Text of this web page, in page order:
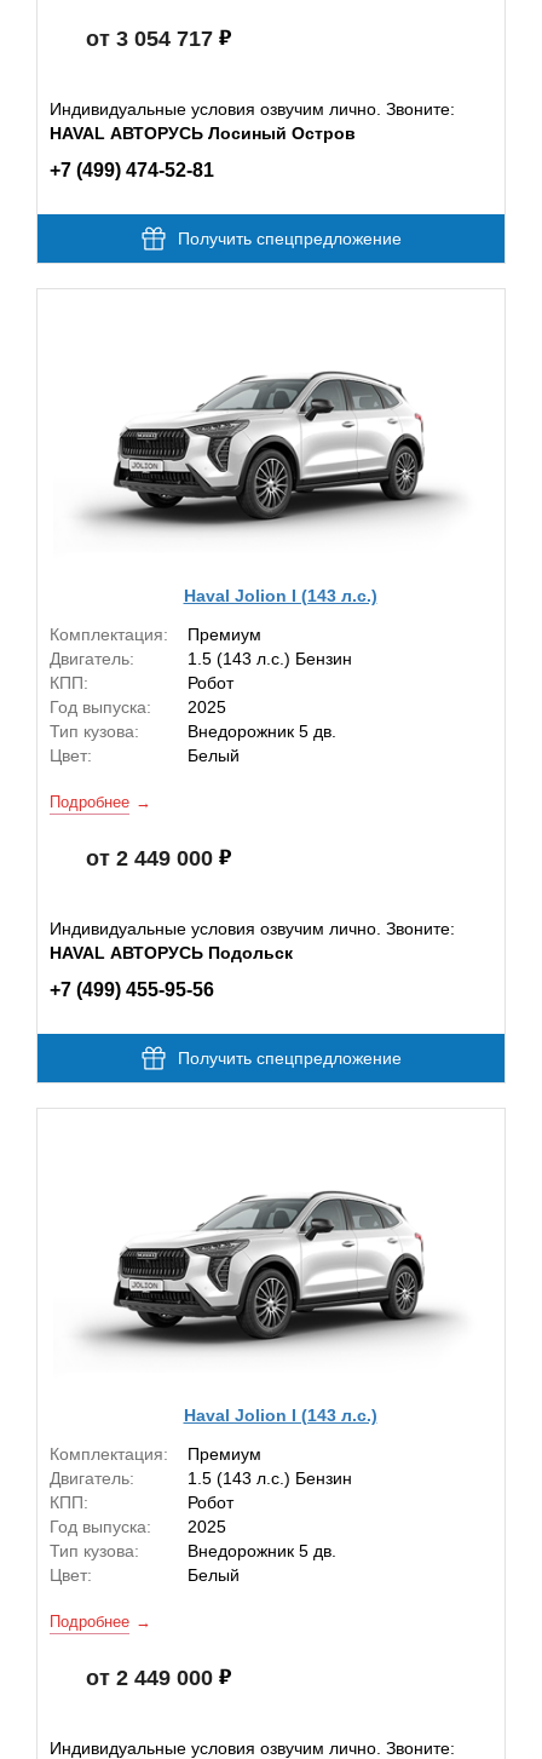
от 3 054 717
Индивидуальные условия озвучим лично. Звоните:
HAVAL АВТОРУСЬ Лосиный Остров
+7 (499) 474-52-81
Получить спецпредложение
Haval Jolion I (143 л.с.)
Комплектация:
Премиум
Двигатель:
1.5 (143 л.с.) Бензин
КПП:
Робот
Год выпуска:
2025
Тип кузова:
Внедорожник 5 дв.
Цвет:
Белый
Подробнее
от 2 449 000
Индивидуальные условия озвучим лично. Звоните:
HAVAL АВТОРУСЬ Подольск
+7 (499) 455-95-56
Получить спецпредложение
Haval Jolion I (143 л.с.)
Комплектация:
Премиум
Двигатель:
1.5 (143 л.с.) Бензин
КПП:
Робот
Год выпуска:
2025
Тип кузова:
Внедорожник 5 дв.
Цвет:
Белый
Подробнее
от 2 449 000
Индивидуальные условия озвучим лично. Звоните: